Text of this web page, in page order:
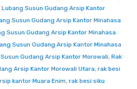
Lubang Susun Gudang Arsip Kantor
Susun Gudang Arsip Kantor Minahasa
Susun Gudang Arsip Kantor Minahasa
Susun Gudang Arsip Kantor Minahasa
Gudang Arsip Kantor Morowali, Rak
Arsip Kantor Morowali Utara, rak besi
kantor Muara Enim, rak besi siku